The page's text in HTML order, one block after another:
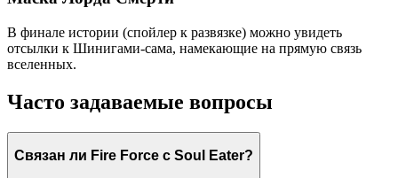
В финале истории (спойлер к развязке) можно увидеть
отсылки к Шинигами-сама, намекающие на прямую связь
вселенных.
Часто задаваемые вопросы
Связан ли Fire Force с Soul Eater?